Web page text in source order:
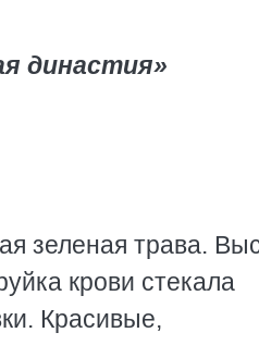
династия»
зеленая трава.
крови стекала
Красивые,